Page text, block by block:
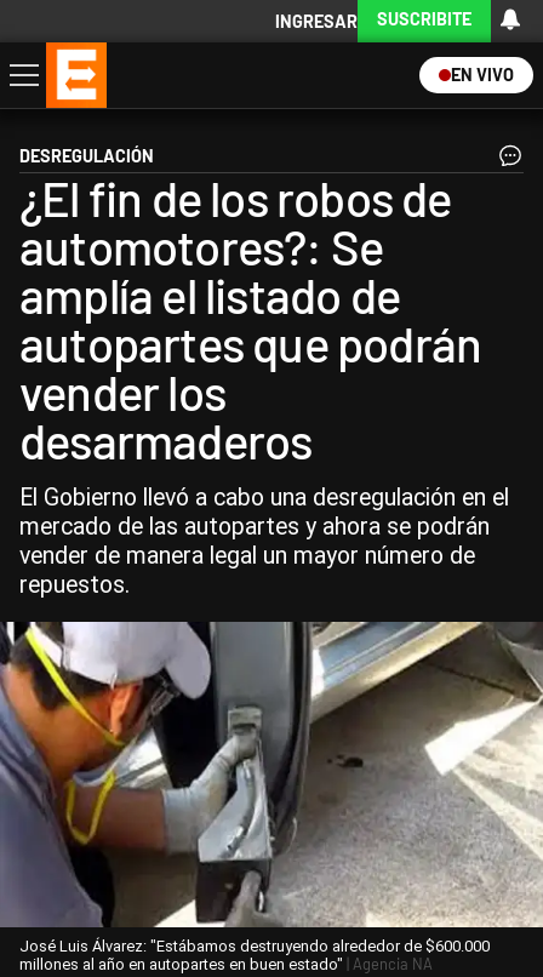
INGRESAR SUSCRIBITE
EN VIVO
Economía
Política
Internacional
Actualidad
Descargá la App
DESREGULACIÓN
¿El fin de los robos de
automotores?: Se
amplía el listado de
autopartes que podrán
vender los
desarmaderos
El Gobierno llevó a cabo una desregulación en el
mercado de las autopartes y ahora se podrán
vender de manera legal un mayor número de
repuestos.
José Luis Álvarez: "Estábamos destruyendo alrededor de $600.000
millones al año en autopartes en buen estado" | Agencia NA